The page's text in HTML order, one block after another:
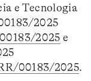
e Tecnologia
2025
2025 e
00183/2025.